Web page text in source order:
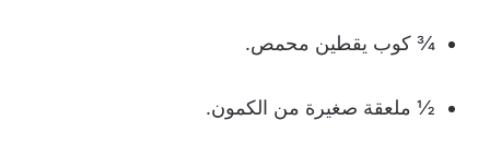
¾ كوب يقطين محمص.
½ ملعقة صغيرة من الكمون.